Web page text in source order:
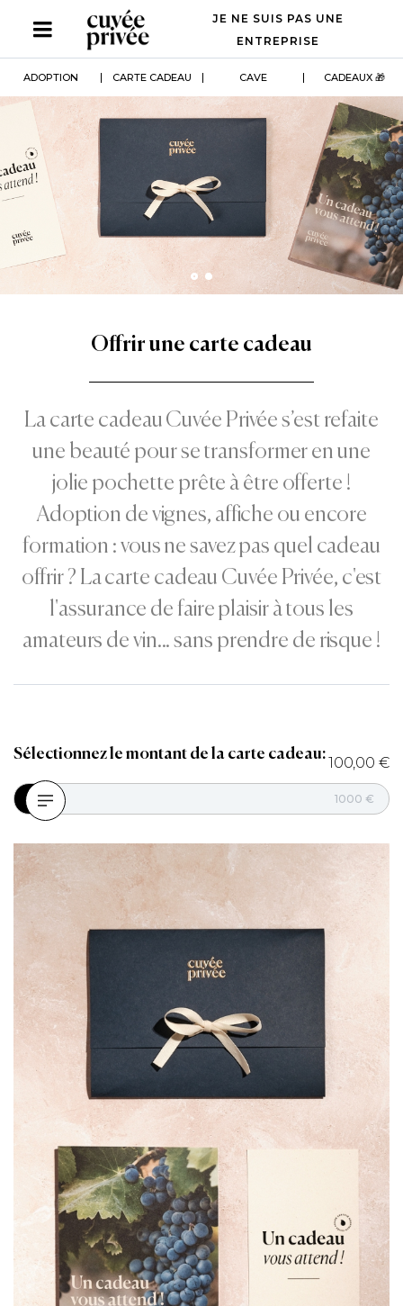
contenu
JE NE SUIS PAS UNE
ENTREPRISE
ADOPTION CARTE CADEAU CAVE CADEAUX 🎁
Offrir une carte cadeau
La carte cadeau Cuvée Privée s’est refaite
une beauté pour se transformer en une
jolie pochette prête à être offerte !
Adoption de vignes, affiche ou encore
formation : vous ne savez pas quel cadeau
offrir ? La carte cadeau Cuvée Privée, c'est
l'assurance de faire plaisir à tous les
amateurs de vin... sans prendre de risque !
Sélectionnez le montant de la carte cadeau:100,00 €